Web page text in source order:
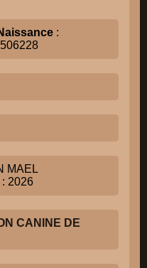
:
MAEL
: 2026
CANINE DE